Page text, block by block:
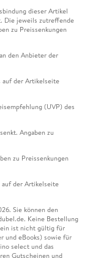
dieser Artikel
Die jeweils zutreffende
zu Preissenkungen
den Anbieter der
auf der Artikelseite
(UVP) des
Angaben zu
zu Preissenkungen
auf der Artikelseite
Sie können den
Keine Bestellung
ist nicht gültig für
und eBooks) sowie für
select und das
Gutscheinen und